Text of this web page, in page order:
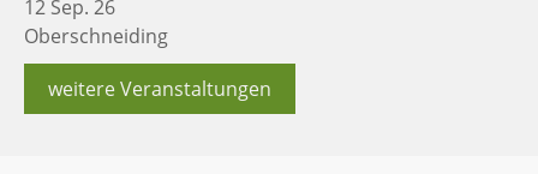
12 Sep. 26
Oberschneiding
weitere Veranstaltungen